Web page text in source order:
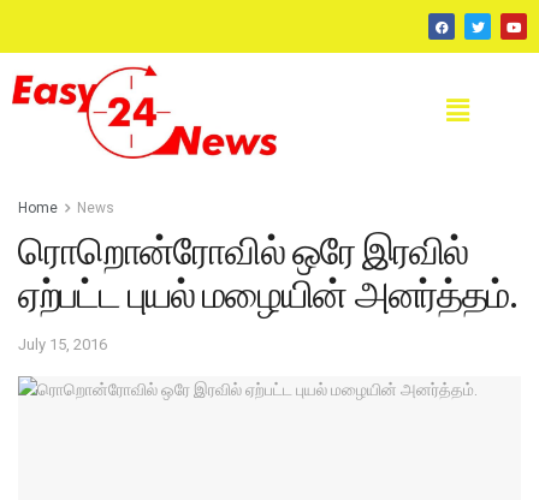
Home News
ரொறொன்ரோவில் ஒரே இரவில்
ஏற்பட்ட புயல் மழையின் அனர்த்தம்.
July 15, 2016